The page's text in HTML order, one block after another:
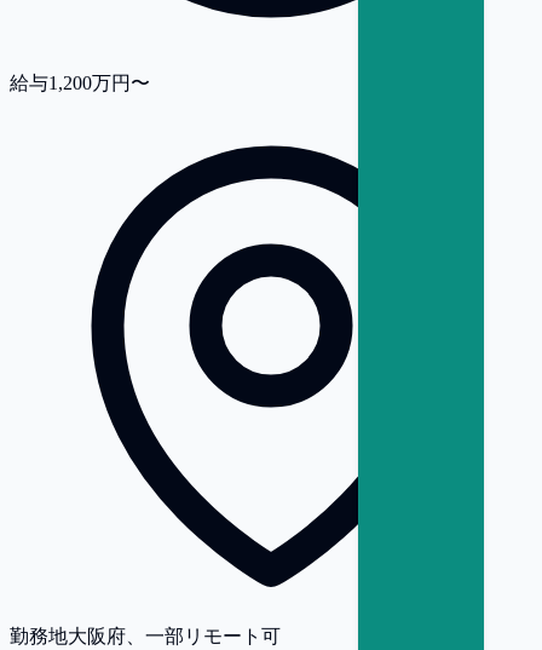
給与1,200万円〜
勤務地大阪府、一部リモート可